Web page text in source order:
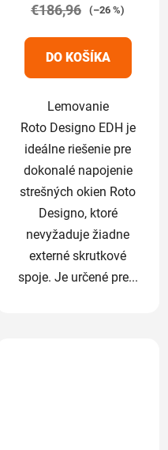
€186,96 (–26 %)
DO KOŠÍKA
Lemovanie
Roto Designo EDH je
ideálne riešenie pre
dokonalé napojenie
strešných okien Roto
Designo, ktoré
nevyžaduje žiadne
externé skrutkové
spoje. Je určené pre...